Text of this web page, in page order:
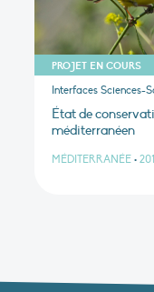
PROJET EN COURS
Interfaces Sciences-
État de
méditerranéen
MÉDITERRANÉE •